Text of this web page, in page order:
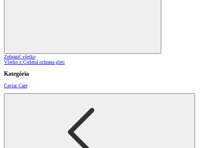
Zobraziť všetko
Všetko z Cielená ochrana pleti
Kategória
Caviar Care